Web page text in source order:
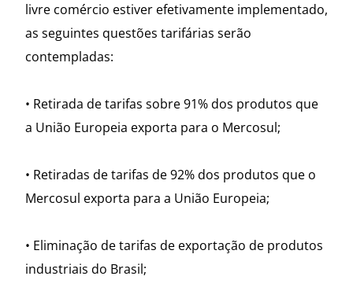
livre comércio estiver efetivamente implementado,
as seguintes questões tarifárias serão
contempladas:
• Retirada de tarifas sobre 91% dos produtos que
a União Europeia exporta para o Mercosul;
• Retiradas de tarifas de 92% dos produtos que o
Mercosul exporta para a União Europeia;
• Eliminação de tarifas de exportação de produtos
industriais do Brasil;